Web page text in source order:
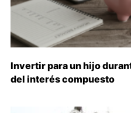
Invertir para un hijo
del interés compuesto